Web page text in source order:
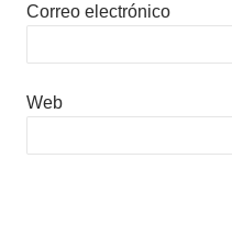
Correo electrónico
Web